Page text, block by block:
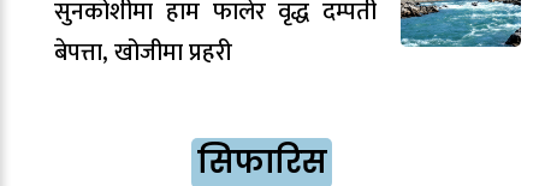
सुनकोशीमा हाम फालेर वृद्ध दम्पती
बेपत्ता, खोजीमा प्रहरी
सिफारिस